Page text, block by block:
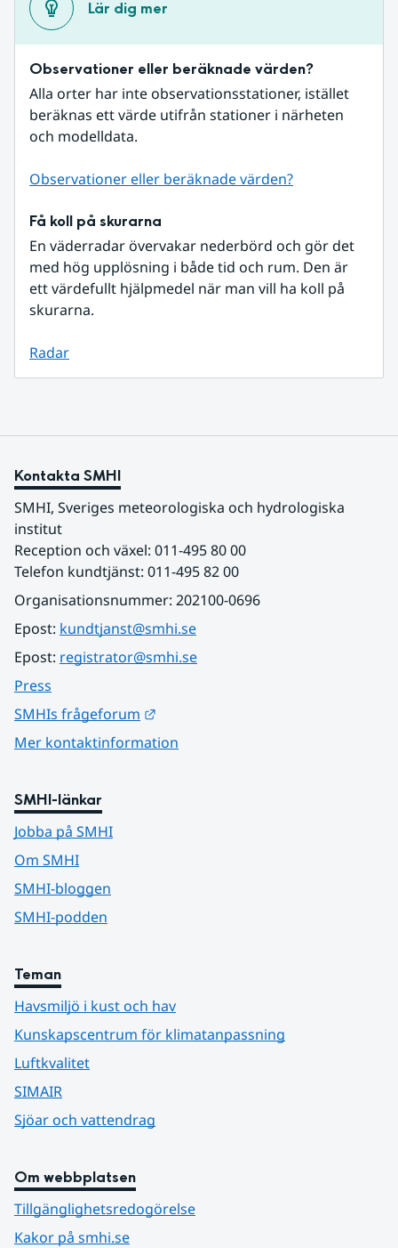
Lär dig mer
Observationer eller beräknade värden?
Alla orter har inte observationsstationer, istället
beräknas ett värde utifrån stationer i närheten
och modelldata.
Observationer eller beräknade värden?
Få koll på skurarna
En väderradar övervakar nederbörd och gör det
med hög upplösning i både tid och rum. Den är
ett värdefullt hjälpmedel när man vill ha koll på
skurarna.
Radar
Kontakta SMHI
SMHI, Sveriges meteorologiska och hydrologiska
institut
Reception och växel: 011-495 80 00
Telefon kundtjänst: 011-495 82 00
Organisationsnummer: 202100-0696
Epost: kundtjanst@smhi.se
Epost: registrator@smhi.se
Press
SMHIs frågeforum
Mer kontaktinformation
SMHI-länkar
Jobba på SMHI
Om SMHI
SMHI-bloggen
SMHI-podden
Teman
Havsmiljö i kust och hav
Kunskapscentrum för klimatanpassning
Luftkvalitet
SIMAIR
Sjöar och vattendrag
Om webbplatsen
Tillgänglighetsredogörelse
Kakor på smhi.se